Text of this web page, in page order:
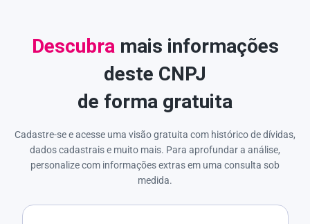
Descubra mais informações
deste CNPJ
de forma gratuita
Cadastre-se e acesse uma visão gratuita com histórico de dívidas,
dados cadastrais e muito mais. Para aprofundar a análise,
personalize com informações extras em uma consulta sob
medida.